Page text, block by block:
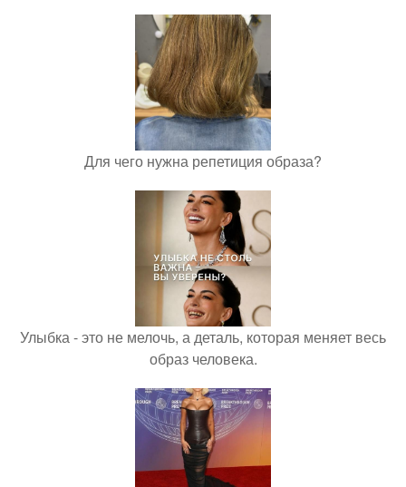
Для чего нужна репетиция образа?
Улыбка - это не мелочь, а деталь, которая меняет весь
образ человека.